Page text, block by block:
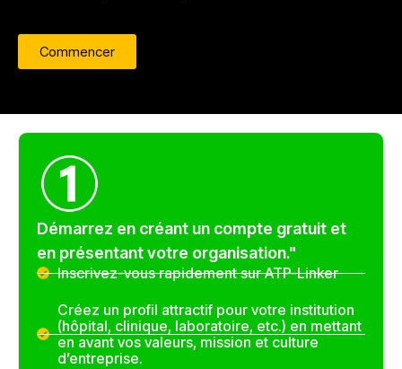
Commencer
Démarrez en créant un compte gratuit et
en présentant votre organisation."
Inscrivez-vous rapidement sur ATP-Linker
Créez un profil attractif pour votre institution
(hôpital, clinique, laboratoire, etc.) en mettant
en avant vos valeurs, mission et culture
d’entreprise.